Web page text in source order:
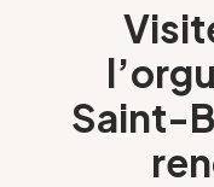
Meinen Aufenthalt
Unsere Vorschläge
Stadt Lüttich
Saint-